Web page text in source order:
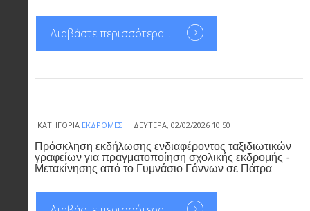
Διαβάστε περισσότερα...
ΚΑΤΗΓΟΡΊΑ ΕΚΔΡΟΜΈΣ ΔΕΥΤΈΡΑ, 02/02/2026 10:50
Πρόσκληση εκδήλωσης ενδιαφέροντος ταξιδιωτικών
γραφείων για πραγματοποίηση σχολικής εκδρομής -
Μετακίνησης από το Γυμνάσιο Γόννων σε Πάτρα